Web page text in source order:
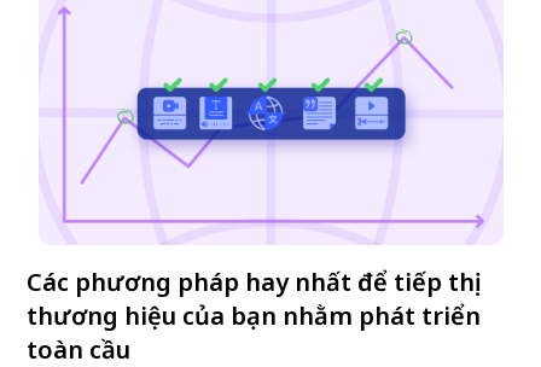
Các phương pháp hay nhất để tiếp thị
thương hiệu của bạn nhằm phát triển
toàn cầu